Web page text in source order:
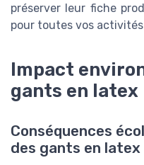
préserver leur fiche
pour toutes vos
Impact
gants en latex
Conséquences
des gants en latex